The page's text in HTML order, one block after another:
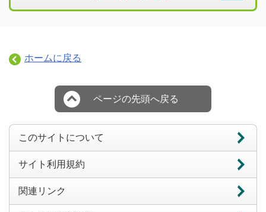
ホームに戻る
ページの先頭へ戻る
このサイトについて
サイト利用規約
関連リンク